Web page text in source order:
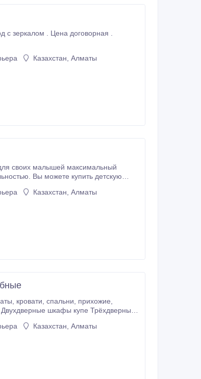
Казахстан, Алматы
Вы можете купить детскую
Казахстан, Алматы
шкафы купе Трёхдверные
Казахстан, Алматы